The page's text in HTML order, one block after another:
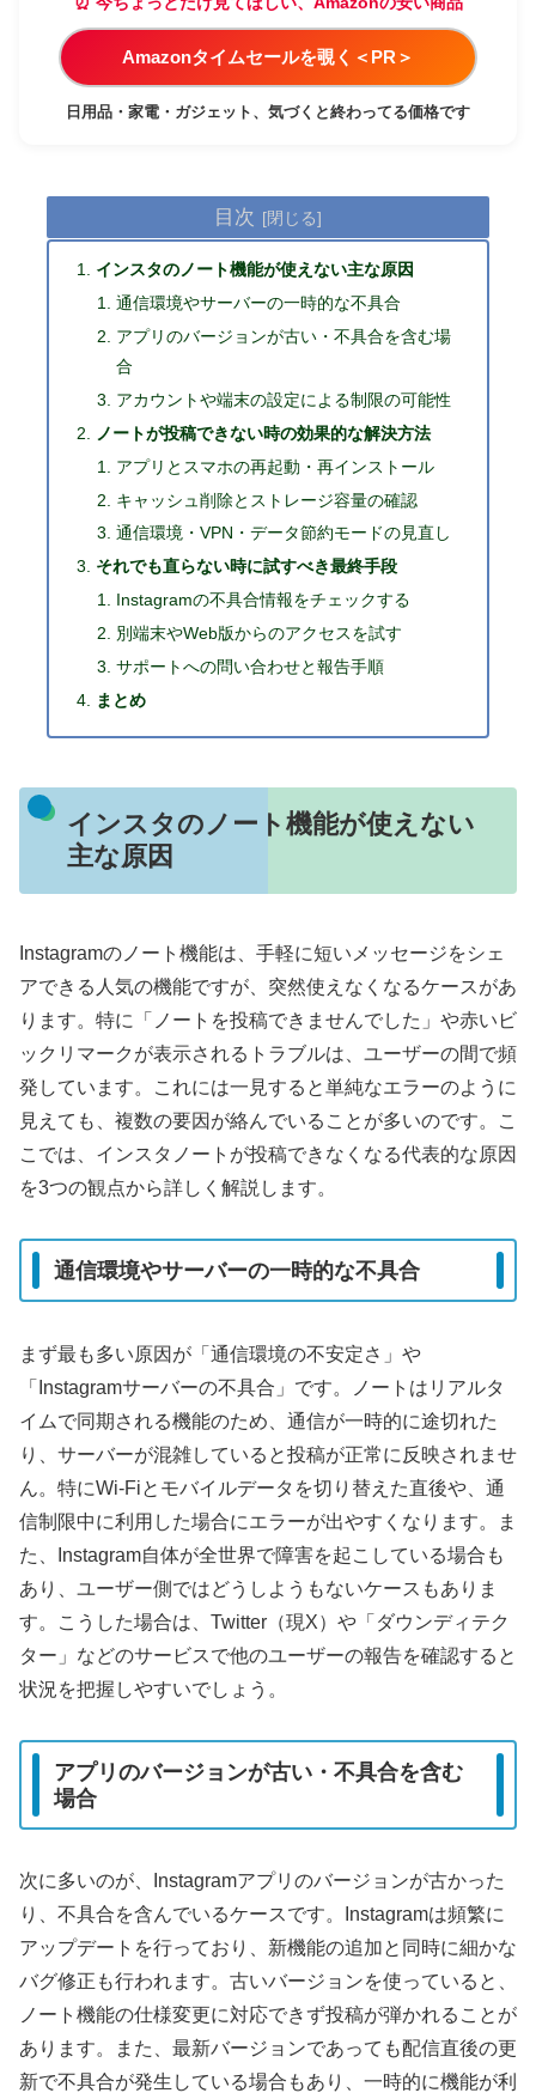
Amazonタイムセールを覗く＜PR＞
日用品・家電・ガジェット、気づくと終わってる価格です
目次
インスタのノート機能が使えない主な原因
通信環境やサーバーの一時的な不具合
アプリのバージョンが古い・不具合を含む場
合
アカウントや端末の設定による制限の可能性
ノートが投稿できない時の効果的な解決方法
アプリとスマホの再起動・再インストール
キャッシュ削除とストレージ容量の確認
通信環境・VPN・データ節約モードの見直し
それでも直らない時に試すべき最終手段
Instagramの不具合情報をチェックする
別端末やWeb版からのアクセスを試す
サポートへの問い合わせと報告手順
まとめ
インスタのノート機能が使えない
主な原因
Instagramのノート機能は、手軽に短いメッセージをシェ
アできる人気の機能ですが、突然使えなくなるケースがあ
ります。特に「ノートを投稿できませんでした」や赤いビ
ックリマークが表示されるトラブルは、ユーザーの間で頻
発しています。これには一見すると単純なエラーのように
見えても、複数の要因が絡んでいることが多いのです。こ
こでは、インスタノートが投稿できなくなる代表的な原因
を3つの観点から詳しく解説します。
通信環境やサーバーの一時的な不具合
まず最も多い原因が「通信環境の不安定さ」や
「Instagramサーバーの不具合」です。ノートはリアルタ
イムで同期される機能のため、通信が一時的に途切れた
り、サーバーが混雑していると投稿が正常に反映されませ
ん。特にWi-Fiとモバイルデータを切り替えた直後や、通
信制限中に利用した場合にエラーが出やすくなります。ま
た、Instagram自体が全世界で障害を起こしている場合も
あり、ユーザー側ではどうしようもないケースもありま
す。こうした場合は、Twitter（現X）や「ダウンディテク
ター」などのサービスで他のユーザーの報告を確認すると
状況を把握しやすいでしょう。
アプリのバージョンが古い・不具合を含む
場合
次に多いのが、Instagramアプリのバージョンが古かった
り、不具合を含んでいるケースです。Instagramは頻繁に
アップデートを行っており、新機能の追加と同時に細かな
バグ修正も行われます。古いバージョンを使っていると、
ノート機能の仕様変更に対応できず投稿が弾かれることが
あります。また、最新バージョンであっても配信直後の更
新で不具合が発生している場合もあり、一時的に機能が利